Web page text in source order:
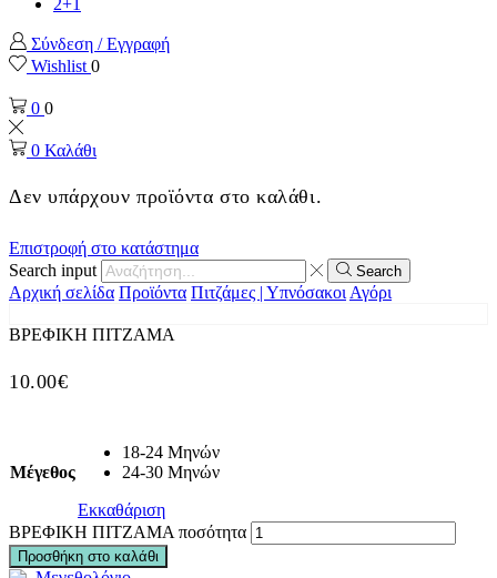
2+1
Σύνδεση / Εγγραφή
Wishlist 0
0 0
0 Καλάθι
Δεν υπάρχουν προϊόντα στο καλάθι.
Επιστροφή στο κατάστημα
Search input
Search
Αρχική σελίδα Προϊόντα Πιτζάμες | ΥπνόσακοιΑγόρι
ΒΡΕΦΙΚΗ ΠΙΤΖΑΜΑ
10.00€
Μέγεθος
18-24 Μηνών
24-30 Μηνών
Εκκαθάριση
ΒΡΕΦΙΚΗ ΠΙΤΖΑΜΑ ποσότητα
Προσθήκη στο καλάθι